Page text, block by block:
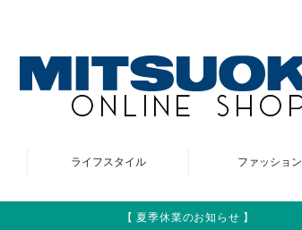
ライフスタイル ファッション
【 夏季休業のお知らせ 】